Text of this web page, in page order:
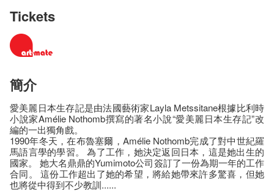
Tickets
簡介
愛美麗日本生存記是由法國藝術家Layla Metssitane根據比利時
小說家Amélie Nothomb撰寫的著名小說“愛美麗日本生存記”改
編的一出獨角戲。
1990年冬天，在布魯塞爾，Amélie Nothomb完成了對中世紀羅
馬語言學的學習。 為了工作，她決定返回日本，這是她出生的
國家。 她大名鼎鼎的Yumimoto公司簽訂了一份為期一年的工作
合同。 這份工作超出了她的希望，將給她帶來許多驚喜，但她
也將從中得到不少教訓......